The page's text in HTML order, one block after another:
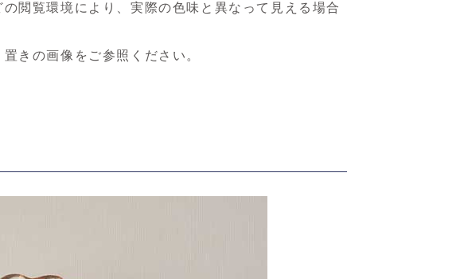
閲覧環境により、実際の色味と異なって見える場合
きの画像をご参照ください。